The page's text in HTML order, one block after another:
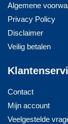
Algemene
Privacy Policy
Disclaimer
Veilig betalen
Contact
Mijn account
Veelgestelde